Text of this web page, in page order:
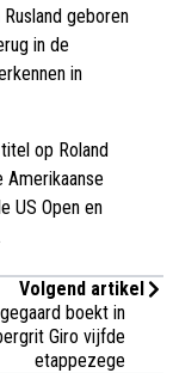
geboren
in de
in
op Roland
Amerikaanse
US Open en
Volgend artikel
boekt in
Giro vijfde
etappezege